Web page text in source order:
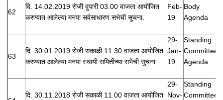
62
दि. 14.02.2019 रोजी दुपारी 03.00 वाजता आयोजित
करण्यात आलेल्या मनपा सर्वसाधारण सभेची सुचना.
Feb-
19
Body
Agenda
63
दि. 30.01.2019 रोजी सकाळी 11.30 वाजता आयोजित
करण्यात आलेल्या मनपा स्थायी समितीच्या सभेची सुचना
29-
Jan-
19
Standing
Committee
Agenda
दि. 30.11.2018 रोजी सकाळी 11.00 वाजता आयोजित
29-
Nov-
Standing
Committee